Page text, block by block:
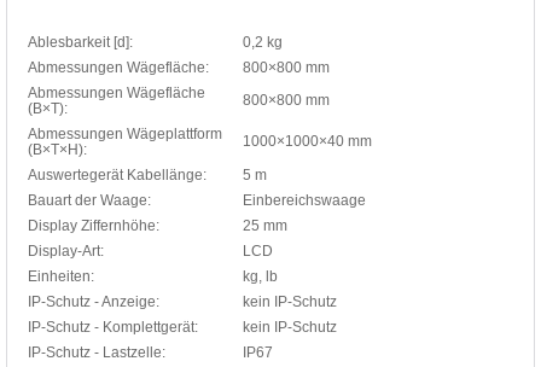
Ablesbarkeit [d]:
0,2 kg
Abmessungen Wägefläche:
800×800 mm
Abmessungen Wägefläche
(B×T):
800×800 mm
Abmessungen Wägeplattform
(B×T×H):
1000×1000×40 mm
Auswertegerät Kabellänge:
5 m
Bauart der Waage:
Einbereichswaage
Display Ziffernhöhe:
25 mm
Display-Art:
LCD
Einheiten:
kg, lb
IP-Schutz - Anzeige:
kein IP-Schutz
IP-Schutz - Komplettgerät:
kein IP-Schutz
IP-Schutz - Lastzelle:
IP67